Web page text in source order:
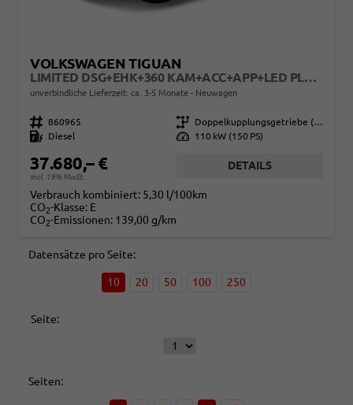
VOLKSWAGEN TIGUAN
LIMITED DSG+EHK+360 KAM+ACC+APP+LED PLUS+17" LM+KLIMA
unverbindliche Lieferzeit: ca. 3-5 Monate Neuwagen
Fahrzeugnr. 860965 Getriebe
Doppelkupplungsgetriebe (DSG)
Kraftstoff
Diesel Leistung 110 kW (150 PS)
37.680,– €
incl. 19% MwSt.
DETAILS
Verbrauch kombiniert: 5,30 l/100km
CO2-Klasse: E
CO2-Emissionen: 139,00 g/km
Datensätze pro Seite:
10 20 50 100 250
Seite:
Seiten: